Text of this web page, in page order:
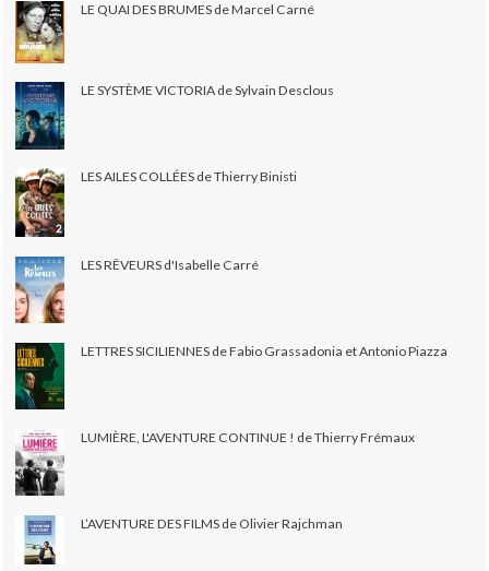
LE QUAI DES BRUMES de Marcel Carné
LE SYSTÈME VICTORIA de Sylvain Desclous
LES AILES COLLÉES de Thierry Binisti
LES RÊVEURS d'Isabelle Carré
LETTRES SICILIENNES de Fabio Grassadonia et Antonio Piazza
LUMIÈRE, L'AVENTURE CONTINUE ! de Thierry Frémaux
L’AVENTURE DES FILMS de Olivier Rajchman